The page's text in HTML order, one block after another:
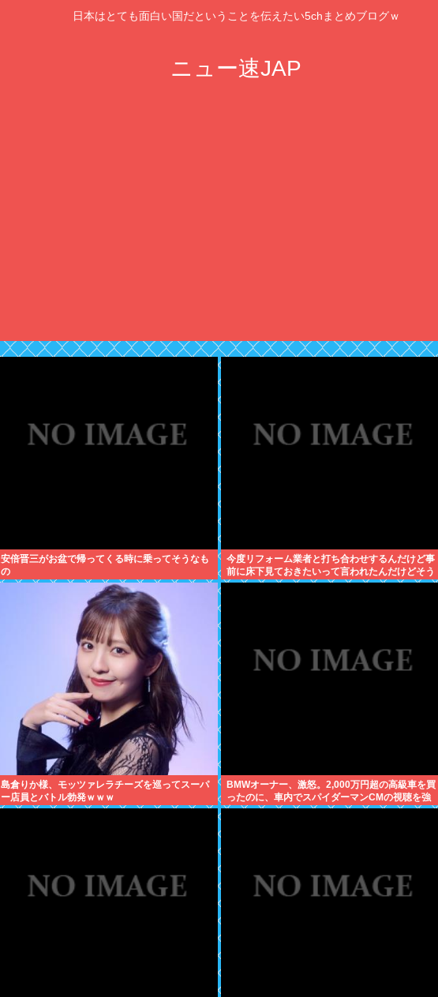
日本はとても面白い国だということを伝えたい5chまとめブログｗ
ニュー速JAP
安倍晋三がお盆で帰ってくる時に乗ってそうなも
の
今度リフォーム業者と打ち合わせするんだけど事
前に床下見ておきたいって言われたんだけどそう
いうものなの？
島倉りか様、モッツァレラチーズを巡ってスーパ
ー店員とバトル勃発ｗｗｗ
BMWオーナー、激怒。2,000万円超の高級車を買
ったのに、車内でスパイダーマンCMの視聴を強
制されてしまう。